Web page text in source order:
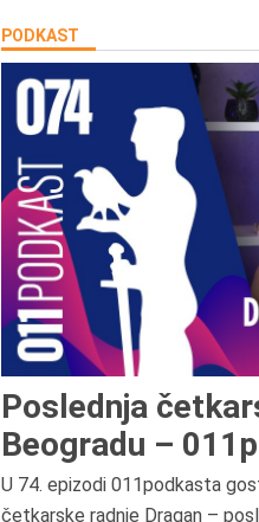
PODKAST
Poslednja
Beogradu –
U 74. epizodi 011podkasta
četkarske radnje Dragan –